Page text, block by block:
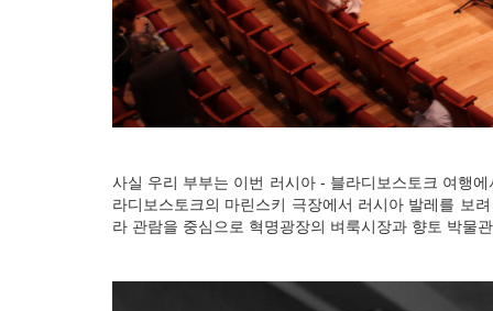
사실 우리 부부는 이번 러시아 - 블라디보스토크 여행
라디보스토크의 마린스키 극장에서 러시아 발레를 보
라 관람을 중심으로 혁명광장의 벼룩시장과 향토 박물